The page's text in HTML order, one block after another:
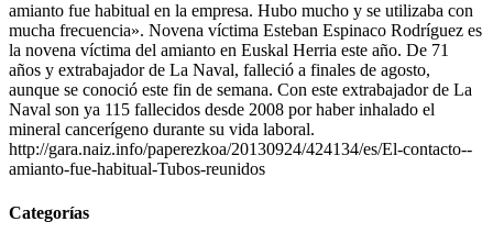
amianto fue habitual en la empresa. Hubo mucho y se utilizaba con
mucha frecuencia». Novena víctima Esteban Espinaco Rodríguez es
la novena víctima del amianto en Euskal Herria este año. De 71
años y extrabajador de La Naval, falleció a finales de agosto,
aunque se conoció este fin de semana. Con este extrabajador de La
Naval son ya 115 fallecidos desde 2008 por haber inhalado el
mineral cancerígeno durante su vida laboral.
http://gara.naiz.info/paperezkoa/20130924/424134/es/El-contacto--
amianto-fue-habitual-Tubos-reunidos
Categorías